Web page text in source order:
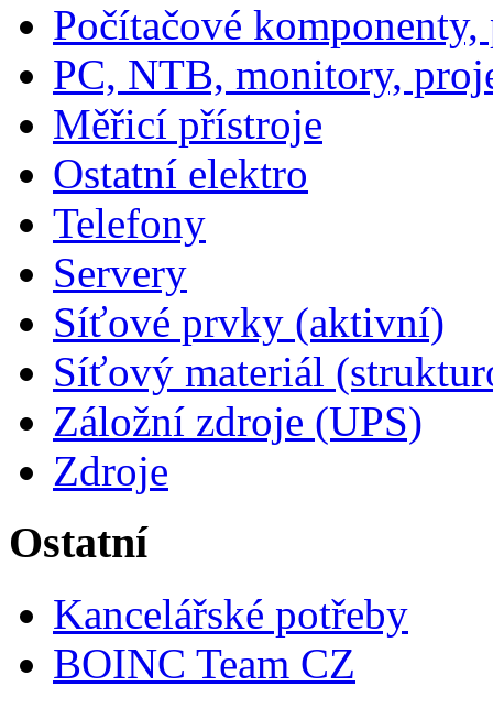
Počítačové
PC, NTB, monitory,
Měřicí přístroje
Ostatní elektro
Telefony
Servery
Síťové prvky (aktivní)
Síťový materiál
Záložní zdroje (UPS)
Zdroje
Ostatní
Kancelářské potřeby
BOINC Team CZ